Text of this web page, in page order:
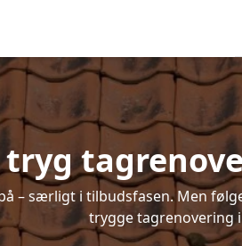
– særligt i tilbudsfasen. Men
trygge tagrenovering